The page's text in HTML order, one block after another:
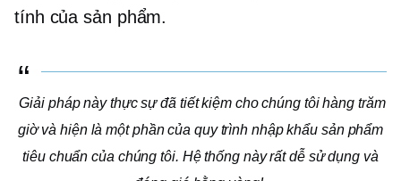
tính của sản phẩm.
Giải pháp này thực sự đã tiết kiệm cho chúng tôi hàng trăm
giờ và hiện là một phần của quy trình nhập khẩu sản phẩm
tiêu chuẩn của chúng tôi. Hệ thống này rất dễ sử dụng và